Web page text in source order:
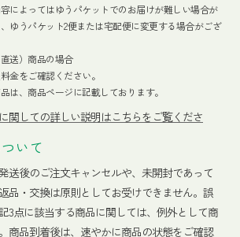
によってはゆうパケットでのお届けが難しい場合が
ゆうパケット2便または宅配便に変更する場合がござ
送）商品の場合
金をご確認ください。
は、商品ページに記載しております。
関しての詳しい説明はこちらをご覧くださ
いて
送後のご注文キャンセルや、未開封であって
品・交換は原則としてお受けできません。誤
3点に該当する商品に関しては、例外として商
商品到着後は、速やかに商品の状態をご確認